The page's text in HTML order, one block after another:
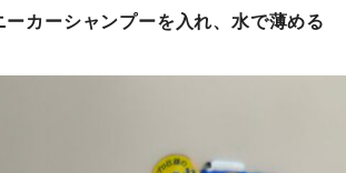
カーシャンプーを入れ、水で薄める